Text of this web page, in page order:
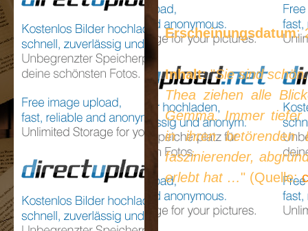
Erscheinungsdatum:
Inhalt: "Sie sind
Thea ziehen alle
Gemma. Immer tiefer
in ihren betörenden
faszinierender,
erlebt hat …" (Quelle: